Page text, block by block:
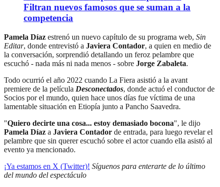
Filtran nuevos famosos que se suman a la
competencia
Pamela Díaz estrenó un nuevo capítulo de su programa web, Sin
Editar, donde entrevistó a Javiera Contador, a quien en medio de
la conversación, sorprendió detallando un feroz pelambre que
escuchó - nada más ni nada menos - sobre Jorge Zabaleta.
Todo ocurrió el año 2022 cuando La Fiera asistió a la avant
premiere de la película Desconectados, donde actuó el conductor de
Socios por el mundo, quien hace unos días fue víctima de una
lamentable situación en Etiopía junto a Pancho Saavedra.
"Quiero decirte una cosa... estoy demasiado bocona", le dijo
Pamela Díaz a Javiera Contador de entrada, para luego revelar el
pelambre que sin querer escuchó sobre el actor cuando ella asistó al
evento ya mencionado.
¡Ya estamos en X (Twitter)! Síguenos para enterarte de lo último
del mundo del espectáculo